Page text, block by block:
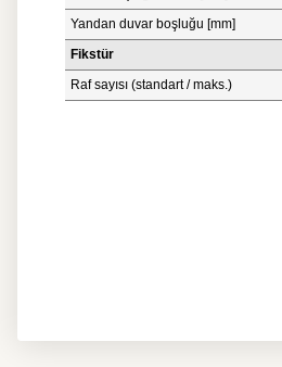
Yandan duvar boşluğu [mm]
Fikstür
Raf sayısı (standart / maks.)